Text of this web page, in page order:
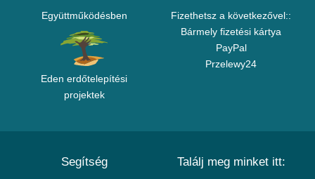
Együttműködésben
Eden erdőtelepítési
projektek
Fizethetsz a következővel::
Bármely fizetési kártya
PayPal
Przelewy24
Segítség Találj meg minket itt: